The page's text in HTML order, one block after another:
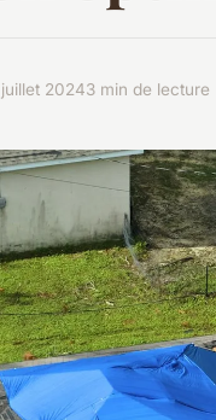
20243 min de lecture